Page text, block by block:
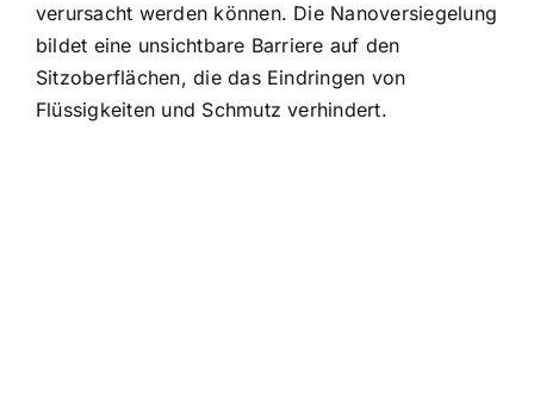
verursacht werden können. Die Nanoversiegelung
bildet eine unsichtbare Barriere auf den
Sitzoberflächen, die das Eindringen von
Flüssigkeiten und Schmutz verhindert.